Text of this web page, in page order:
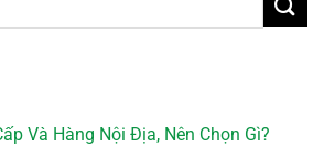
Và Hàng Nội Địa, Nên Chọn Gì?